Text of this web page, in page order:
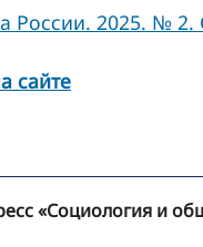
России. 2025. № 2.
сайте
«Социология и